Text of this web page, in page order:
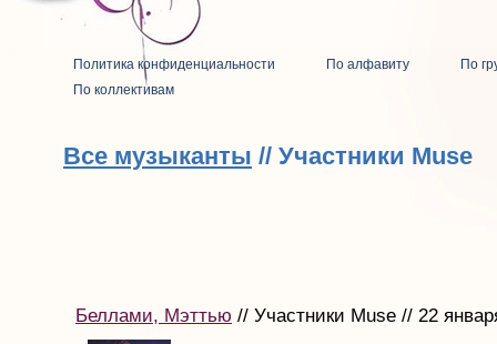
Политика конфиденциальности По алфавиту
По
По коллективам
Все музыканты // Участники Muse
Беллами, Мэттью // Участники Muse // 22